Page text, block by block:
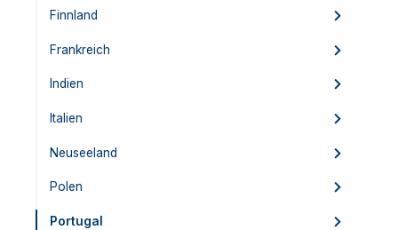
Finnland
Frankreich
Indien
Italien
Neuseeland
Polen
Portugal